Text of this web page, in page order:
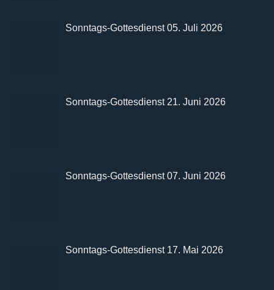
Sonntags-Gottesdienst 05. Juli 2026
Sonntags-Gottesdienst 21. Juni 2026
Sonntags-Gottesdienst 07. Juni 2026
Sonntags-Gottesdienst 17. Mai 2026